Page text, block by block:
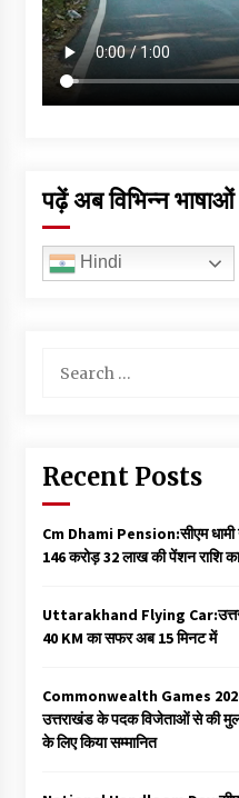
पढ़ें अब विभिन्न
Hindi
for:
Recent Posts
Cm Dhami Pension:सीएम धामी ने
146 करोड़ 32 लाख की पेंशन राशि
Uttarakhand Flying
40 KM का सफर अब 15 मिनट में
Commonwealth Games
उत्तराखंड के पदक विजेताओं से की
के लिए किया सम्मानित